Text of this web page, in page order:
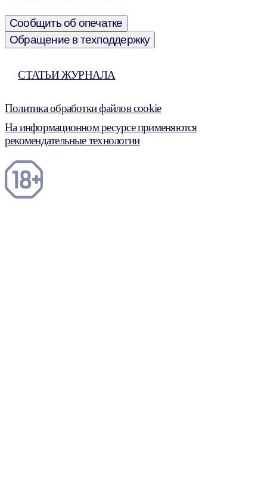
Сообщить об опечатке
Обращение в техподдержку
СТАТЬИ ЖУРНАЛА
Политика обработки файлов cookie
На информационном ресурсе применяются
рекомендательные технологии